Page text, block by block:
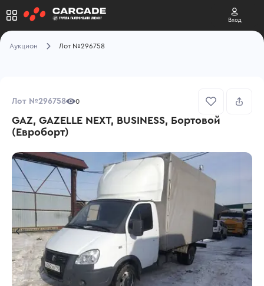
Вход
Аукцион Лот №296758
Лот №296758 0
GAZ, GAZELLE NEXT, BUSINESS, Бортовой
(Евроборт)